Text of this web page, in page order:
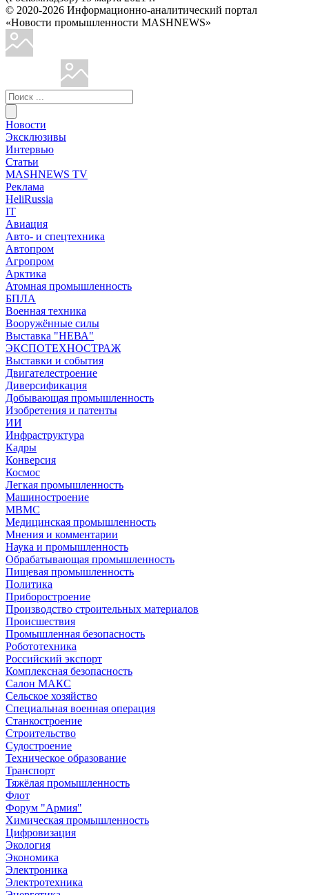
© 2020-2026 Информационно-аналитический портал
«Новости промышленности MASHNEWS»
Новости
Эксклюзивы
Интервью
Статьи
MASHNEWS TV
Реклама
HeliRussia
IT
Авиация
Авто- и спецтехника
Автопром
Агропром
Арктика
Атомная промышленность
БПЛА
Военная техника
Вооружённые силы
Выставка "НЕВА"
ЭКСПОТЕХНОСТРАЖ
Выставки и события
Двигателестроение
Диверсификация
Добывающая промышленность
Изобретения и патенты
ИИ
Инфраструктура
Кадры
Конверсия
Космос
Легкая промышленность
Машиностроение
МВМС
Медицинская промышленность
Мнения и комментарии
Наука и промышленность
Обрабатывающая промышленность
Пищевая промышленность
Политика
Приборостроение
Производство строительных материалов
Происшествия
Промышленная безопасность
Робототехника
Российский экспорт
Комплексная безопасность
Салон МАКС
Сельское хозяйство
Специальная военная операция
Станкостроение
Строительство
Судостроение
Техническое образование
Транспорт
Тяжёлая промышленность
Флот
Форум "Армия"
Химическая промышленность
Цифровизация
Экология
Экономика
Электроника
Электротехника